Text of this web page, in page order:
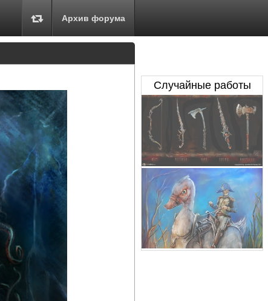
Архив форума
Случайные работы